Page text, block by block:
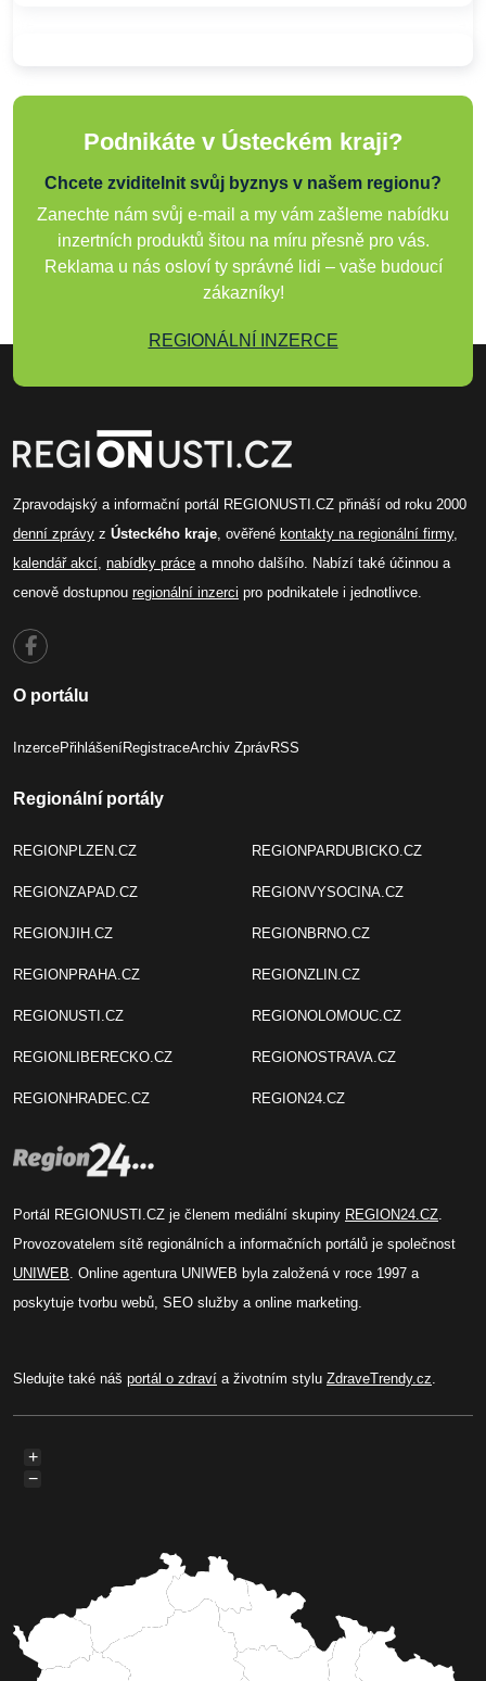
Podnikáte v Ústeckém kraji?
Chcete zviditelnit svůj byznys v našem regionu?
Zanechte nám svůj e-mail a my vám zašleme nabídku
inzertních produktů šitou na míru přesně pro vás.
Reklama u nás osloví ty správné lidi – vaše budoucí
zákazníky!
REGIONÁLNÍ INZERCE
Zpravodajský a informační portál REGIONUSTI.CZ přináší od roku 2000
denní zprávy z Ústeckého kraje, ověřené kontakty na regionální firmy,
kalendář akcí, nabídky práce a mnoho dalšího. Nabízí také účinnou a
cenově dostupnou regionální inzerci pro podnikatele i jednotlivce.
O portálu
InzercePřihlášeníRegistraceArchiv ZprávRSS
Regionální portály
REGIONPLZEN.CZ
REGIONZAPAD.CZ
REGIONJIH.CZ
REGIONPRAHA.CZ
REGIONUSTI.CZ
REGIONLIBERECKO.CZ
REGIONHRADEC.CZ
REGIONPARDUBICKO.CZ
REGIONVYSOCINA.CZ
REGIONBRNO.CZ
REGIONZLIN.CZ
REGIONOLOMOUC.CZ
REGIONOSTRAVA.CZ
REGION24.CZ
Portál REGIONUSTI.CZ je členem mediální skupiny REGION24.CZ.
Provozovatelem sítě regionálních a informačních portálů je společnost
UNIWEB. Online agentura UNIWEB byla založená v roce 1997 a
poskytuje tvorbu webů, SEO služby a online marketing.
Sledujte také náš portál o zdraví a životním stylu ZdraveTrendy.cz.
+
−